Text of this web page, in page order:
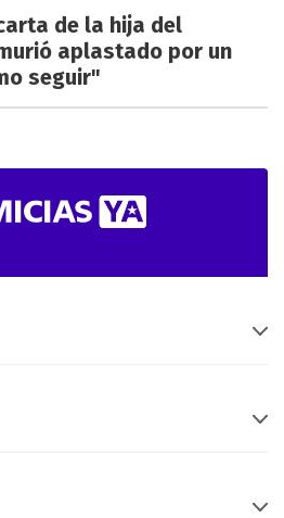
de la hija del
aplastado por un
seguir"